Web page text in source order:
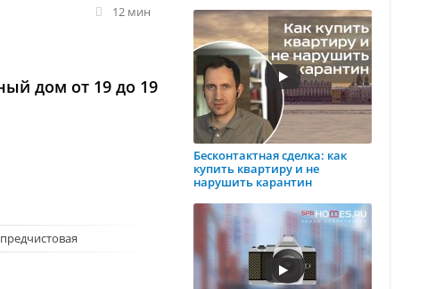
12 мин
дом от 19 до 19
предчистовая
Бесконтактная сделка: как
купить квартиру и не
нарушить карантин